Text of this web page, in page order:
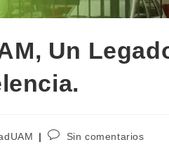
Un
Sin comentarios